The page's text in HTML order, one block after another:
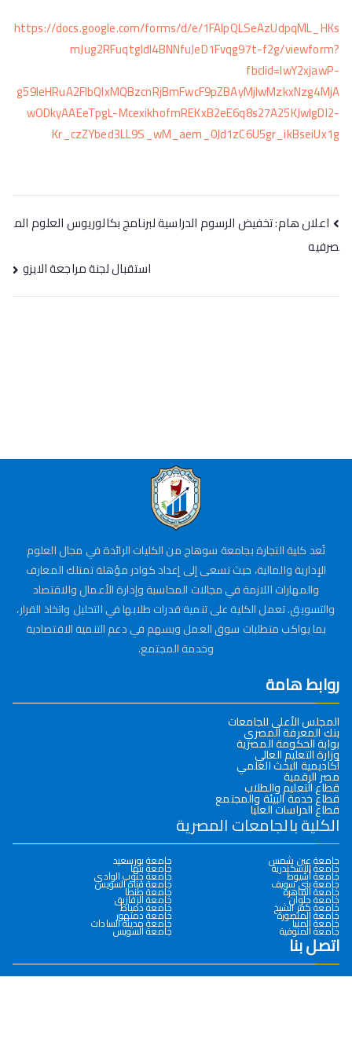
https://docs.google.com/forms/d/e/1FAIpQLSeAzUdpqML_HKs
mJug2RFuqtgldl4BNNfuJeD1Fvqg97t-f2g/viewform?
fbclid=IwY2xjawP-
g59leHRuA2FlbQIxMQBzcnRjBmFwcF9pZBAyMjIwMzkxNzg4MjA
wODkyAAEeTpgL-McexikhofmREKxB2eE6q8s27A25KJwIgDl2-
Kr_czZYbed3LL9S_wM_aem_0Jd1zC6U5gr_ikBseiUx1g
اعلان هام: تخفيض الرسوم الدراسية لبرنامج بكالوريوس العلوم الم
صرفيه
استقبال لجنة مراجعة الايزو
تُعد كلية التجارة بجامعة سوهاج من الكليات الرائدة في مجال العلوم
الإدارية والمالية، حيث تسعى إلى إعداد كوادر مؤهلة تمتلك المعارف
والمهارات اللازمة في مجالات المحاسبة وإدارة الأعمال والاقتصاد
والتسويق. تعمل الكلية على تنمية قدرات طلابها في التحليل واتخاذ القرار،
بما يواكب متطلبات سوق العمل ويسهم في دعم التنمية الاقتصادية
وخدمة المجتمع.
روابط هامة
المجلس الأعلى للجامعات
بنك المعرفة المصري
بوابة الحكومة المصرية
وزارة التعليم العالي
أكاديمية البحث العلمي
مصر الرقمية
قطاع التعليم والطلاب
قطاع خدمة البيئة والمجتمع
قطاع الدراسات العليا
الكلية بالجامعات المصرية
جامعة عين شمس
جامعة الإسكندرية
جامعة أسيوط
جامعة بني سويف
جامعة القاهرة
جامعة حلوان
جامعة كفر الشيخ
جامعة المنصورة
جامعة المنيا
جامعة المنوفية
جامعة بورسعيد
جامعة بنها
جامعة جنوب الوادي
جامعة قناة السويس
جامعة طنطا
جامعة الزقازيق
جامعة دمياط
جامعة دمنهور
جامعة مدينة السادات
جامعة السويس اتصل بنا